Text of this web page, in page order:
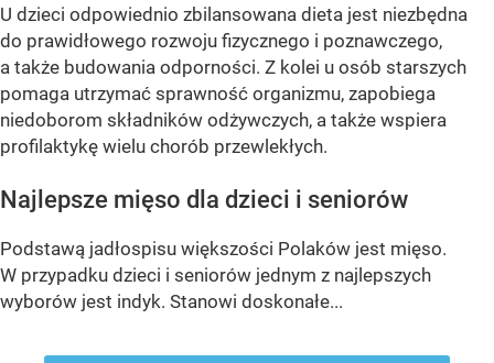
U dzieci odpowiednio zbilansowana dieta jest niezbędna
do prawidłowego rozwoju fizycznego i poznawczego,
a także budowania odporności. Z kolei u osób starszych
pomaga utrzymać sprawność organizmu, zapobiega
niedoborom składników odżywczych, a także wspiera
profilaktykę wielu chorób przewlekłych.
Najlepsze mięso dla dzieci i seniorów
Podstawą jadłospisu większości Polaków jest mięso.
W przypadku dzieci i seniorów jednym z najlepszych
wyborów jest indyk. Stanowi doskonałe...